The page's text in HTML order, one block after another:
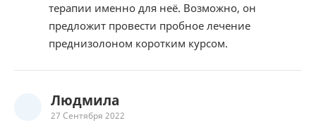
терапии именно для неё. Возможно, он
предложит провести пробное лечение
преднизолоном коротким курсом.
Людмила
27 Сентября 2022